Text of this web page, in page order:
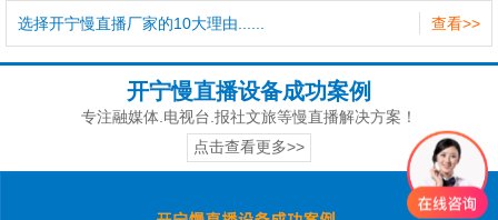
查看>>
选择开宁慢直播厂家的10大理由......
开宁慢直播设备成功案例
专注融媒体.电视台.报社文旅等慢直播解决方案！
点击查看更多>>